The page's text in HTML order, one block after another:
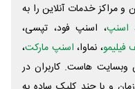
و مراکز خدمات آنلاین را به
اسنپ، اسنپ فود، تپسی،
فیلیمو، نماوا، اسنپ مارکت،
وبسایت ‌هاست. کاربران در